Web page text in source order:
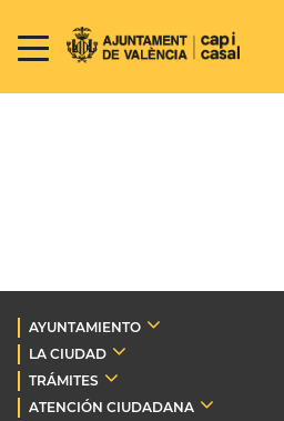
AYUNTAMIENTO
LA CIUDAD
TRÁMITES
ATENCIÓN CIUDADANA